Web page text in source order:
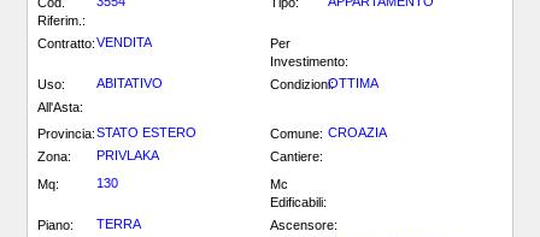
Riferim.:
Contratto:VENDITA
Per
Investimento:
Uso:
ABITATIVO Condizioni:OTTIMA
All'Asta:
Provincia:STATO ESTERO Comune: CROAZIA
Zona:
PRIVLAKA
Cantiere:
Mq:
130
Mc
Edificabili:
Piano:
TERRA
Ascensore: